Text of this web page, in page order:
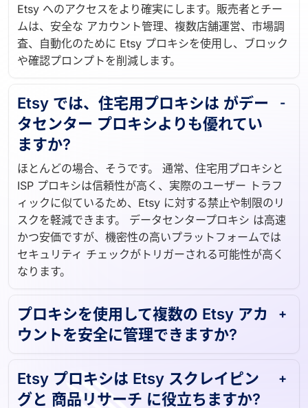
Etsy へのアクセスをより確実にします。販売者とチー
ムは、安全な アカウント管理、複数店舗運営、市場調
査、自動化のために Etsy プロキシを使用し、ブロック
や確認プロンプトを削減します。
Etsy では、住宅用プロキシは がデー
タセンター プロキシよりも優れてい
ますか?
ほとんどの場合、そうです。 通常、住宅用プロキシと
ISP プロキシは信頼性が高く、実際のユーザー トラフ
ィックに似ているため、Etsy に対する禁止や制限のリ
スクを軽減できます。 データセンタープロキシ は高速
かつ安価ですが、機密性の高いプラットフォームでは
セキュリティ チェックがトリガーされる可能性が高く
なります。
プロキシを使用して複数の Etsy アカ
ウントを安全に管理できますか?
Etsy プロキシは Etsy スクレイピン
グと 商品リサーチ に役立ちますか?